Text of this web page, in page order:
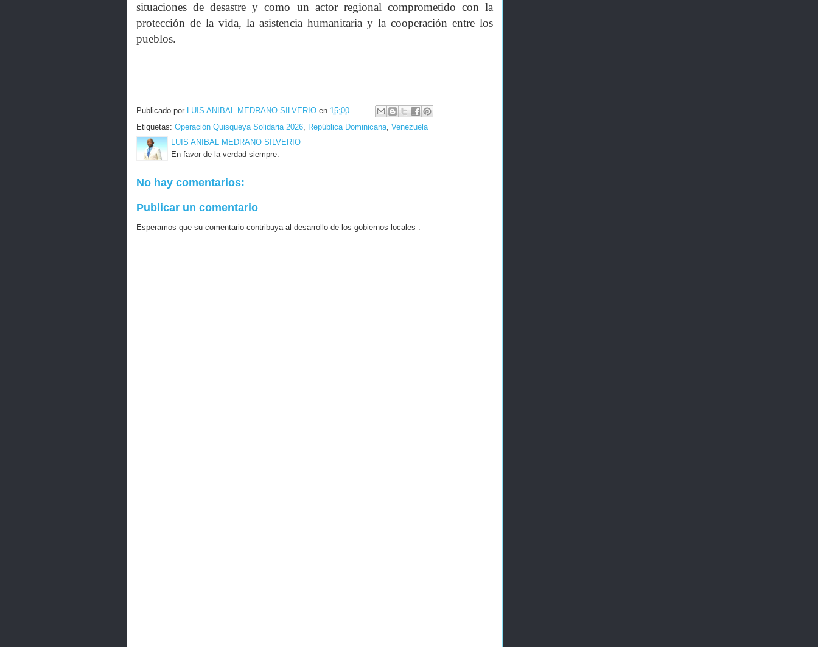
situaciones de desastre y como un actor regional comprometido con la
protección de la vida, la asistencia humanitaria y la cooperación entre los
pueblos.
Publicado por LUIS ANIBAL MEDRANO SILVERIO en 15:00
Etiquetas: Operación Quisqueya Solidaria 2026, República Dominicana, Venezuela
LUIS ANIBAL MEDRANO SILVERIO
En favor de la verdad siempre.
No hay comentarios:
Publicar un comentario
Esperamos que su comentario contribuya al desarrollo de los gobiernos locales .